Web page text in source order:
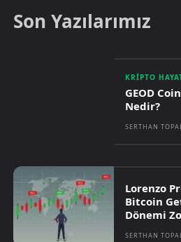
Son Yazılarımız
KRIPTO
GEOD
Nedir?
SERTHAN
Lorenzo
Bitcoin
Dönemi
SERTHAN